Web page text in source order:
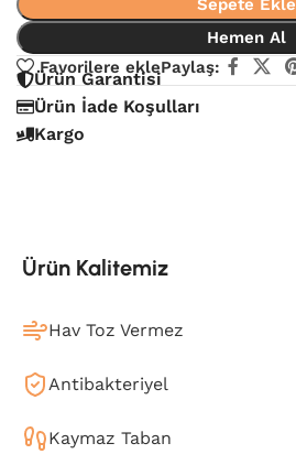
Sepete Ekle
Hemen Al
Favorilere eklePaylaş:
Ürün Garantisi
Ürün İade Koşulları
Kargo
Ürün Kalitemiz
Hav Toz Vermez
Antibakteriyel
Kaymaz Taban